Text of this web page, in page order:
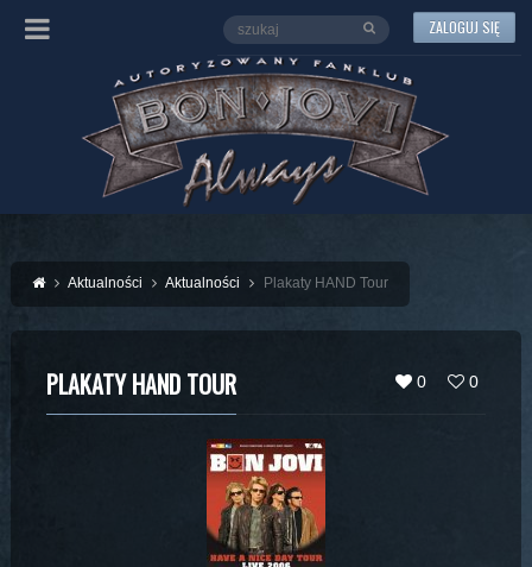
ZALOGUJ SIĘ
Aktualności Aktualności Plakaty HAND Tour
0 0
PLAKATY HAND TOUR